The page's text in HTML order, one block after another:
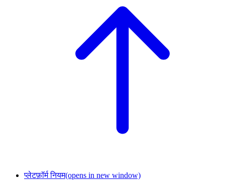
प्लेटफ़ॉर्म नियम(opens in new window)